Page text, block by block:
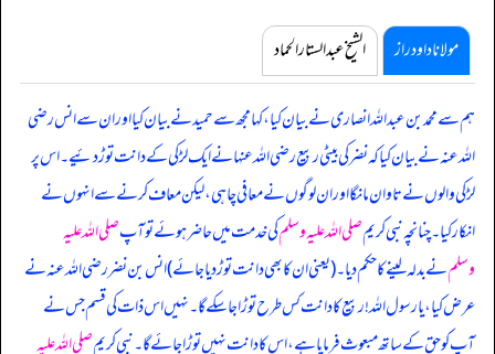
مولانا داود راز الشیخ عبدالستار الحماد
ہم سے محمد بن عبداللہ انصاری نے بیان کیا، کہا مجھ سے حمید نے بیان کیا اور ان سے انس رضی
اللہ عنہ نے بیان کیا کہنضر کی بیٹی ربیع رضی اللہ عنہا نے ایک لڑکی کے دانت توڑ دئیے۔ اس پر
لڑکی والوں نے تاوان مانگا اور ان لوگوں نے معافی چاہی، لیکن معاف کرنے سے انہوں نے
انکار کیا۔ چنانچہ نبی کریمصلی اللہ علیہ وسلمکی خدمت میں حاضر ہوئے تو آپصلی اللہ علیہ
وسلمنے بدلہ لینے کا حکم دیا۔ (یعنی ان کا بھی دانت توڑ دیا جائے) انس بن نضر رضی اللہ عنہ نے
عرض کیا، یا رسول اللہ! ربیع کا دانت کس طرح توڑا جا سکے گا۔ نہیں اس ذات کی قسم جس نے
آپ کو حق کے ساتھ مبعوث فرمایا ہے، اس کا دانت نہیں توڑا جائے گا۔ نبی کریمصلی اللہ علیہ